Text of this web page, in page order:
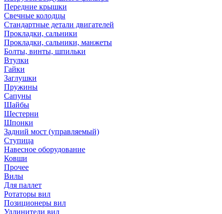
Передние крышки
Свечные колодцы
Стандартные детали двигателей
Прокладки, сальники
Прокладки, сальники, манжеты
Болты, винты, шпильки
Втулки
Гайки
Заглушки
Пружины
Сапуны
Шайбы
Шестерни
Шпонки
Задний мост (управляемый)
Ступица
Навесное оборудование
Ковши
Прочее
Вилы
Для паллет
Ротаторы вил
Позиционеры вил
Удлинители вил